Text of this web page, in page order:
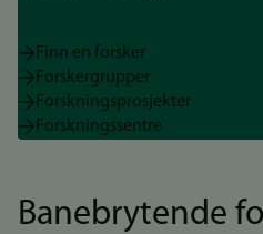
Finn en forsker
Forskergrupper
Forskningsprosjekter
Forskningssentre
Banebrytende